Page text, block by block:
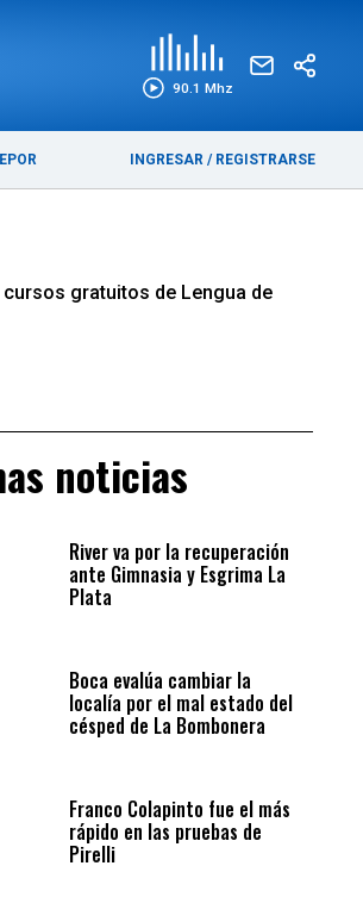
90.1 Mhz
INGRESAR / REGISTRARSE
gratuitos de Lengua de
noticias
River va por la recuperación
ante Gimnasia y Esgrima La
Plata
Boca evalúa cambiar la
localía por el mal estado del
césped de La Bombonera
Franco Colapinto fue el más
rápido en las pruebas de
Pirelli